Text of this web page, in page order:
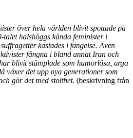
över hela världen blivit spottade på
talet halshöggs kända feminister i
kastades i fängelse. Även
fångna i bland annat Iran och
blivit stämplade som humorlösa, arga
växer det upp nya generationer som
gör det med stolthet. (beskrivning från